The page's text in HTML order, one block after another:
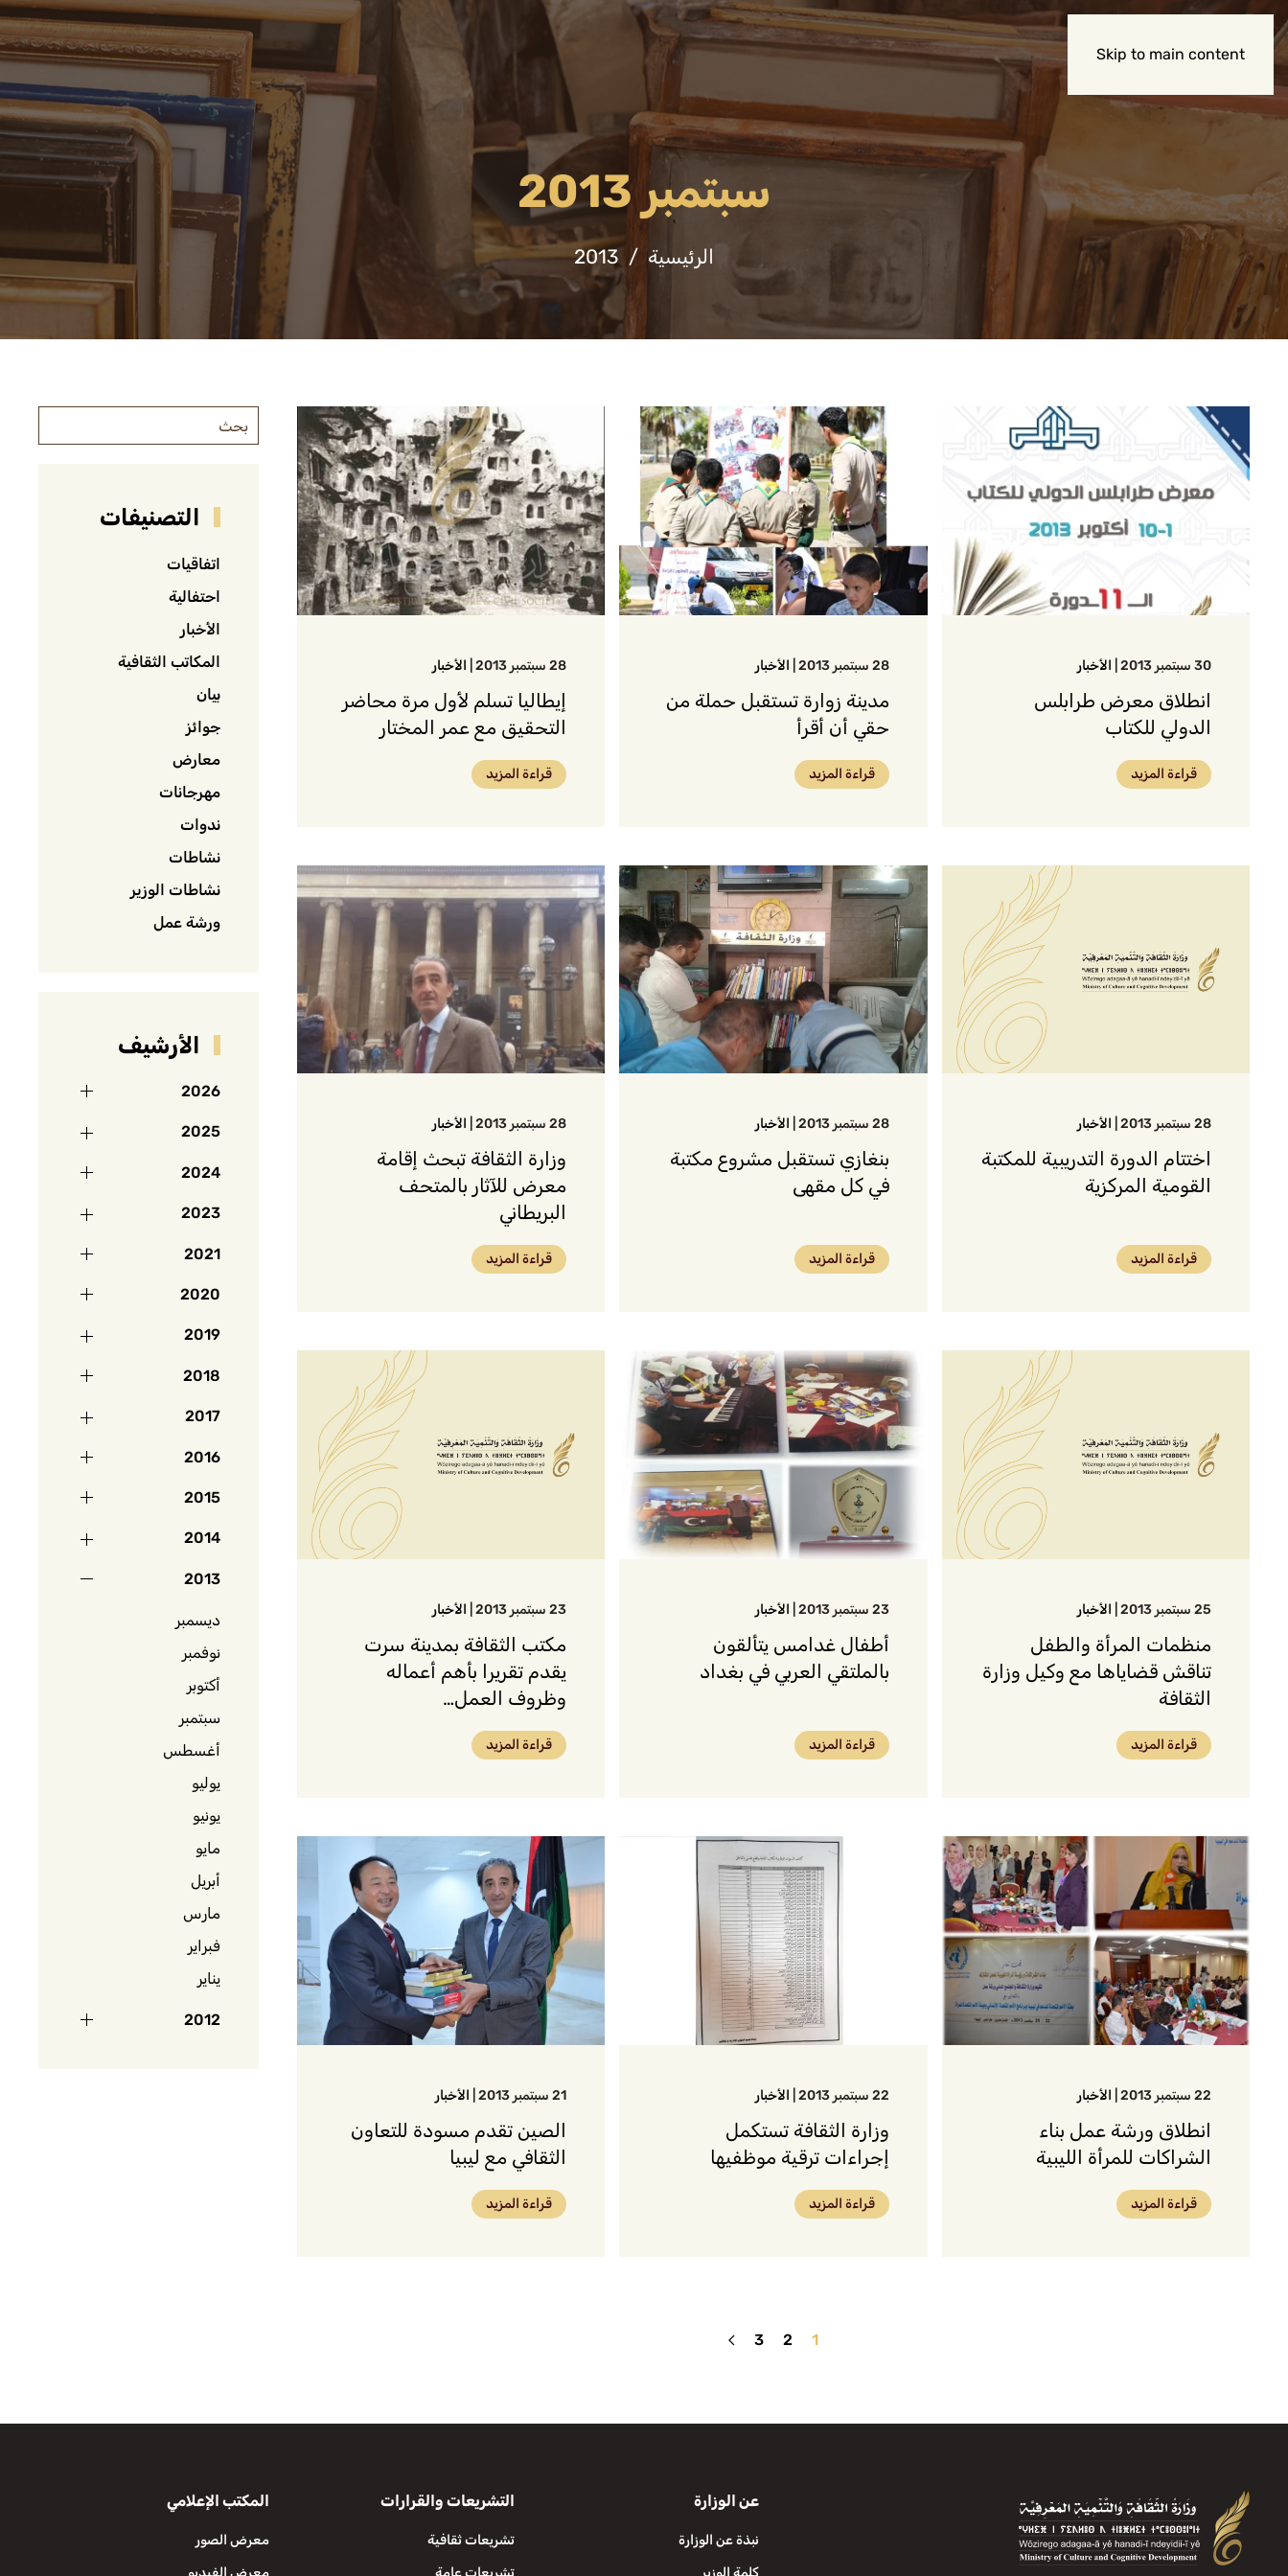
Skip to main content عن الوزارة فعاليات ثقافة وفنون المكتب الإعلامي
سبتمبر 2013
الرئيسية 2013
30 سبتمبر 2013 الأخبار
انطلاق معرض طرابلس
الدولي للكتاب
قراءة المزيد
28 سبتمبر 2013 الأخبار
مدينة زوارة تستقبل حملة من
حقي أن أقرأ
قراءة المزيد
28 سبتمبر 2013 | الأخبار
إيطاليا تسلم لأول مرة محاضر
التحقيق مع عمر المختار
قراءة المزيد
28 سبتمبر 2013 الأخبار
اختتام الدورة التدريبية للمكتبة
القومية المركزية
قراءة المزيد
28 سبتمبر 2013 الأخبار
بنغازي تستقبل مشروع مكتبة
في كل مقهى
قراءة المزيد
28 سبتمبر 2013 | الأخبار
وزارة الثقافة تبحث إقامة
معرض للآثار بالمتحف
البريطاني
قراءة المزيد
25 سبتمبر 2013 الأخبار
منظمات المرأة والطفل
تناقش قضاياها مع وكيل وزارة
الثقافة
قراءة المزيد
23 سبتمبر 2013 الأخبار
أطفال غدامس يتألقون
بالملتقي العربي في بغداد
قراءة المزيد
23 سبتمبر 2013 | الأخبار
مكتب الثقافة بمدينة سرت
يقدم تقريرا بأهم أعماله
وظروف العمل…
قراءة المزيد
22 سبتمبر 2013 الأخبار
انطلاق ورشة عمل بناء
الشراكات للمرأة الليبية
قراءة المزيد
22 سبتمبر 2013 الأخبار
وزارة الثقافة تستكمل
إجراءات ترقية موظفيها
قراءة المزيد
21 سبتمبر 2013 | الأخبار
الصين تقدم مسودة للتعاون
الثقافي مع ليبيا
قراءة المزيد
1
2
3
التصنيفات
اتفاقيات
احتفالية
الأخبار
المكاتب الثقافية
بيان
جوائز
معارض
مهرجانات
ندوات
نشاطات
نشاطات الوزير
ورشة عمل
الأرشيف
2026
2025
2024
2023
2021
2020
2019
2018
2017
2016
2015
2014
2013
ديسمبر
نوفمبر
أكتوبر
سبتمبر
أغسطس
يوليو
يونيو
مايو
أبريل
مارس
فبراير
يناير
2012
عن الوزارة
نبذة عن الوزارة
كلمة الوزير
التشريعات والقرارات
تشريعات ثقافية
تشريعات عامة
المكتب الإعلامي
معرض الصور
معرض الفيديو